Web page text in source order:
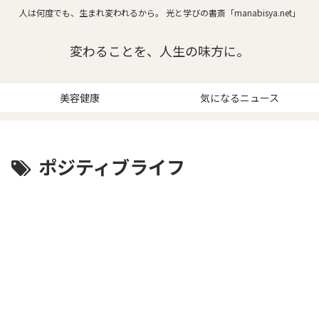
人は何度でも、生まれ変われるから。 光と学びの書斎「manabisya.net」
変わることを、人生の味方に。
美容健康 気になるニュース
ポジティブライフ